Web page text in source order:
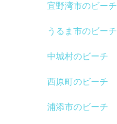
宜野湾市のビーチ
うるま市のビーチ
中城村のビーチ
西原町のビーチ
浦添市のビーチ